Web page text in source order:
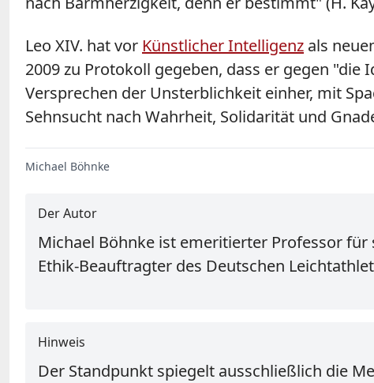
Leo XIV. hat vor Künstlicher Intelligenz als
2009 zu Protokoll gegeben, dass er gegen "die
Versprechen der Unsterblichkeit einher, mit
Sehnsucht nach Wahrheit, Solidarität
Michael Böhnke
Der Autor
Michael Böhnke ist emeritierter Professor
Ethik-Beauftragter des Deutschen
Hinweis
Der Standpunkt spiegelt ausschließlich die